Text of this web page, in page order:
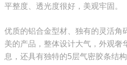
平整度、透光度很好，美观牢固。
优质的铝合金型材、独有的灵活角
美的产品，整体设计大气，外观奢
息，还具有独特的5层气密胶条结构